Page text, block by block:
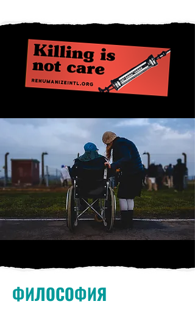
ФИЛОСОФИЯ